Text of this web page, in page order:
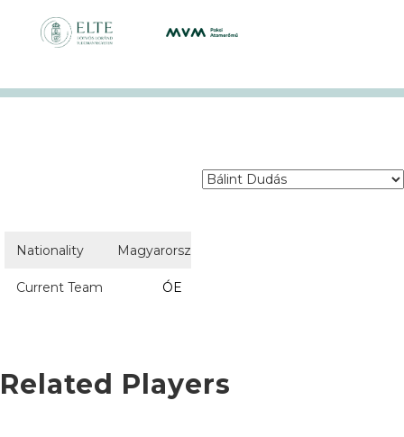
Nationality Magyarország
Current Team ÓE
Related Players